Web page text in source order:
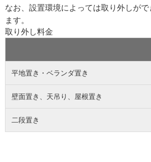
なお、設置環境によっては取り外しがで
ます。
取り外し料金
平地置き・ベランダ置き
壁面置き、天吊り、屋根置き
二段置き